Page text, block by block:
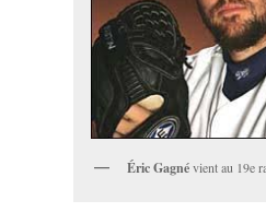
Éric Gagnévient au 19e